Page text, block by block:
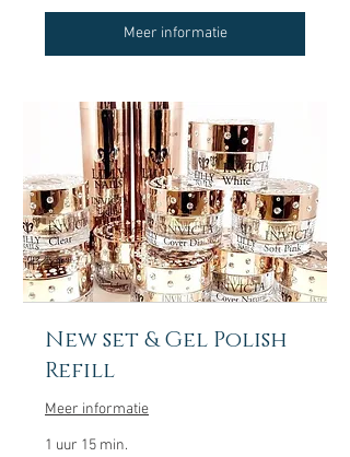
Meer informatie
New set & Gel Polish
Refill
Meer informatie
1 uur 15 min.